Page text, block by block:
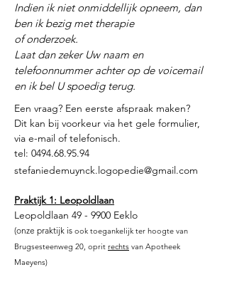
Indien ik niet onmiddellijk opneem, dan
ben ik bezig met therapie
of onderzoek.
Laat dan zeker Uw naam en
telefoonnummer achter op de voicemail
en ik bel U spoedig terug.
Een vraag? Een eerste afspraak maken?
Dit kan bij voorkeur via het gele formulier,
via e-mail of telefonisch.
tel: 0494.68.95.94
stefaniedemuynck.logopedie@gmail.com
Praktijk 1: Leopoldlaan
Leopoldlaan 49 - 9900 Eeklo
(onze praktijk is ook toegankelijk ter hoogte van
Brugsesteenweg 20, oprit rechts van Apotheek
Maeyens)